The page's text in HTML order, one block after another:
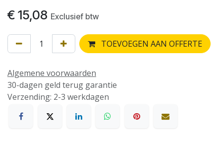
€ 15,08 Exclusief btw
TOEVOEGEN AAN OFFERTE
Algemene voorwaarden
30-dagen geld terug garantie
Verzending: 2-3 werkdagen